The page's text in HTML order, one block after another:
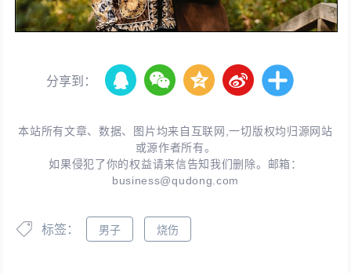
分享到：
本站所有文章、数据、图片均来自互联网,一切版权均归源网站
或源作者所有。
如果侵犯了你的权益请来信告知我们删除。邮箱：
business@qudong.com
标签： 男子 烧伤